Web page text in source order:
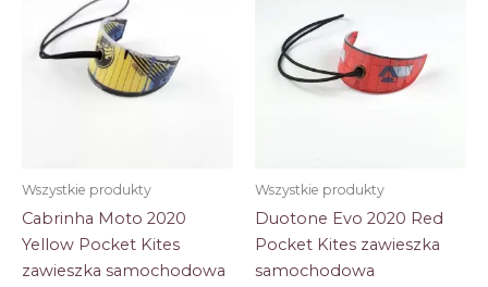
Wszystkie produkty
Cabrinha Moto 2020
Yellow Pocket Kites
zawieszka samochodowa
Wszystkie produkty
Duotone Evo 2020 Red
Pocket Kites zawieszka
samochodowa